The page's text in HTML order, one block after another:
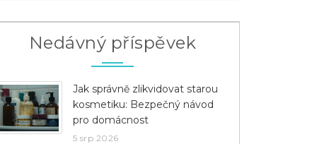
Nedávný příspěvek
Jak správně zlikvidovat starou
kosmetiku: Bezpečný návod
pro domácnost
5 srp 2026